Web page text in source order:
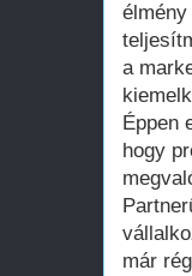
a
Éppen
hogy
már